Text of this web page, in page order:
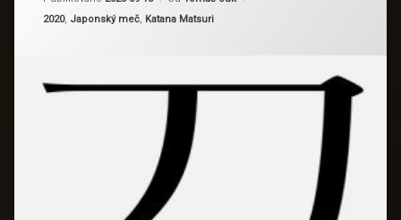
Kategorie:
2020, Japonský meč, Katana Matsuri